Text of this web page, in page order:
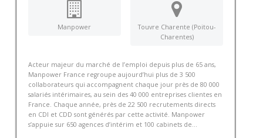
Manpower
Touvre Charente (Poitou-
Charentes)
Acteur majeur du marché de l’emploi depuis plus de 65 ans,
Manpower France regroupe aujourd’hui plus de 3 500
collaborateurs qui accompagnent chaque jour près de 80 000
salariés intérimaires, au sein des 40 000 entreprises clientes en
France. Chaque année, près de 22 500 recrutements directs
en CDI et CDD sont générés par cette activité. Manpower
s’appuie sur 650 agences d’intérim et 100 cabinets de...